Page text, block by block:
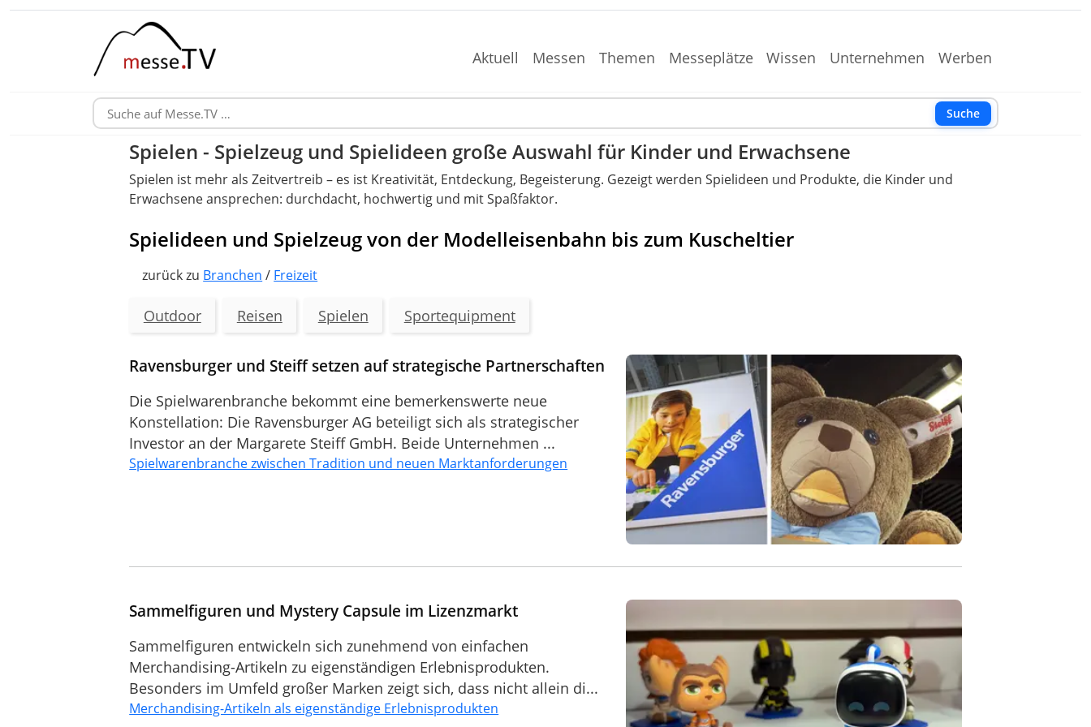
Aktuell Messen Themen Messeplätze Wissen Unternehmen Werben
Suche
Spielen - Spielzeug und Spielideen große Auswahl für Kinder und Erwachsene
Spielen ist mehr als Zeitvertreib – es ist Kreativität, Entdeckung, Begeisterung. Gezeigt werden Spielideen und Produkte, die Kinder und
Erwachsene ansprechen: durchdacht, hochwertig und mit Spaßfaktor.
Spielideen und Spielzeug von der Modelleisenbahn bis zum Kuscheltier
zurück zu Branchen / Freizeit
Outdoor Reisen Spielen Sportequipment
Ravensburger und Steiff setzen auf strategische Partnerschaften
Die Spielwarenbranche bekommt eine bemerkenswerte neue
Konstellation: Die Ravensburger AG beteiligt sich als strategischer
Investor an der Margarete Steiff GmbH. Beide Unternehmen ...
Spielwarenbranche zwischen Tradition und neuen Marktanforderungen
Sammelfiguren und Mystery Capsule im Lizenzmarkt
Sammelfiguren entwickeln sich zunehmend von einfachen
Merchandising-Artikeln zu eigenständigen Erlebnisprodukten.
Besonders im Umfeld großer Marken zeigt sich, dass nicht allein di...
Merchandising-Artikeln als eigenständige Erlebnisprodukten